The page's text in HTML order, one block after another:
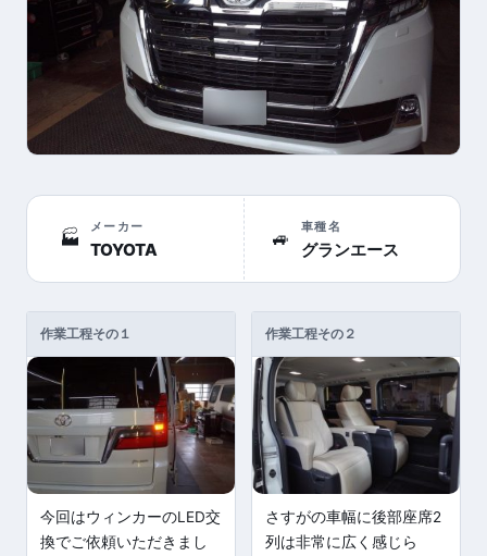
🏭
メーカー
TOYOTA
🚙
車種名
グランエース
作業工程その１
今回はウィンカーのLED交
換でご依頼いただきまし
作業工程その２
さすがの車幅に後部座席2
列は非常に広く感じら